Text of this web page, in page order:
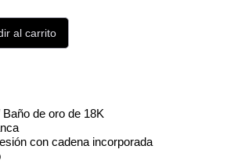
al carrito
de oro de 18K
con cadena incorporada